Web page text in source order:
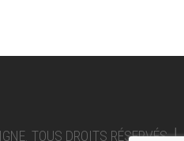
TOUS DROITS RÉSERVÉS.|